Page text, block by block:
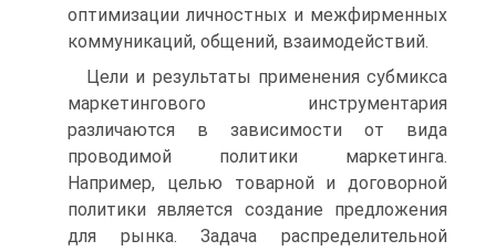
оптимизации личностных и межфирменных
коммуникаций, общений, взаимодействий.
Цели и результаты применения субмикса
маркетингового инструментария
различаются в зависимости от вида
проводимой политики маркетинга.
Например, целью товарной и договорной
политики является создание предложения
для рынка. Задача распределительной